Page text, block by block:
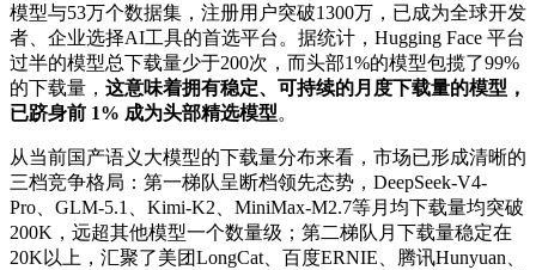
模型与53万个数据集，注册用户突破1300万，已成为全球开发
者、企业选择AI工具的首选平台。据统计，Hugging Face 平台
过半的模型总下载量少于200次，而头部1%的模型包揽了99%
的下载量， 这意味着拥有稳定、可持续的月度下载量的模型，
已跻身前 1% 成为头部精选模型。
从当前国产语义大模型的下载量分布来看，市场已形成清晰的
三档竞争格局：第一梯队呈断档领先态势，DeepSeek-V4-
Pro、GLM-5.1、Kimi-K2、MiniMax-M2.7等月均下载量均突破
200K，远超其他模型一个数量级；第二梯队月下载量稳定在
20K以上，汇聚了美团LongCat、百度ERNIE、腾讯Hunyuan、